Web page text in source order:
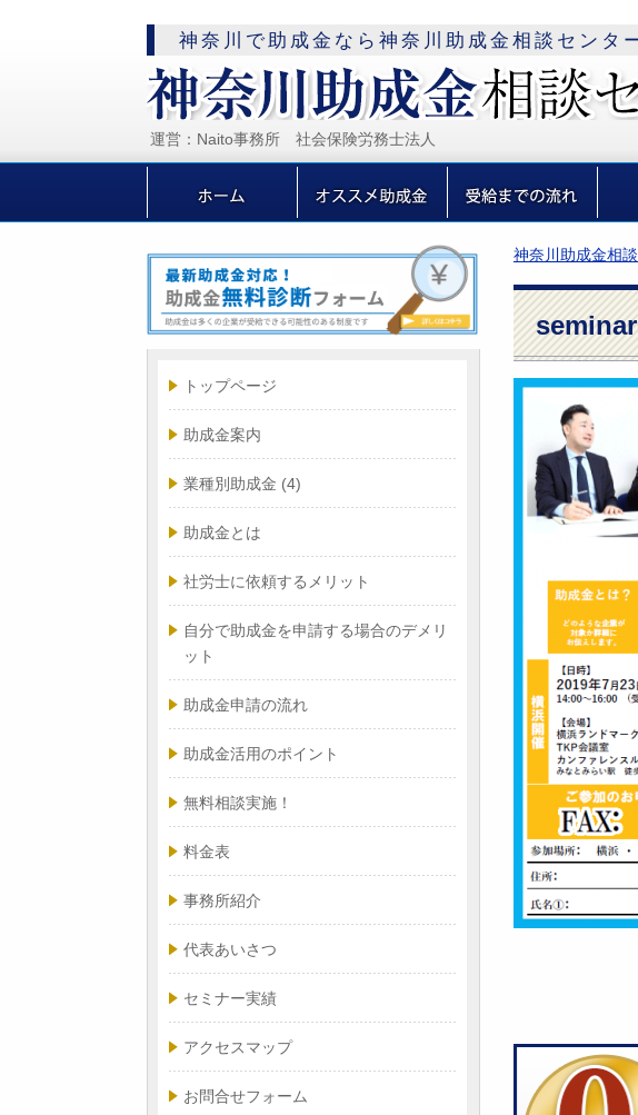
神奈川で助成金なら神奈川助成金相談センタ
運営：Naito事務所 社会保険労務士法人
神奈川助成金相
トップページ
助成金案内
業種別助成金 (4)
助成金とは
社労士に依頼するメリット
自分で助成金を申請する場合のデメリ
ット
助成金申請の流れ
助成金活用のポイント
無料相談実施！
料金表
事務所紹介
代表あいさつ
セミナー実績
アクセスマップ
お問合せフォーム